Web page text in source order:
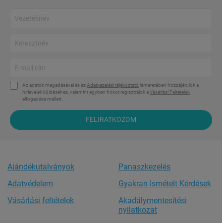
Az adatok megadásával és az Adatkezelési tájékoztató ismeretében hozzájárulok a
hírlevelek küldéséhez, valamint egyben fiókot regisztrálok aVásárlási Feltételek
elfogadása mellett.
FELIRATKOZOM
Ajándékutalványok
Adatvédelem
Vásárlási feltételek
Panaszkezelés
Gyakran Ismételt Kérdések
Akadálymentesítési
nyilatkozat